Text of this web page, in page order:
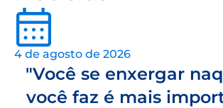
4 de agosto de 2026
"Você se enxergar
você faz é mais